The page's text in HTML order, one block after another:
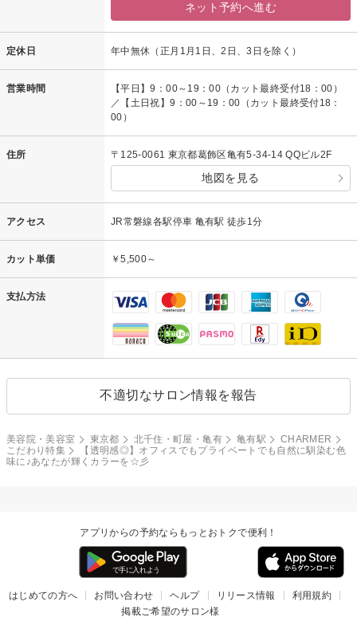
ネット予約へ進む
定休日 年中無休（正月1月1日、2日、3日を除く）
営業時間
【平日】9：00～19：00（カット最終受付18：00）
／【土日祝】9：00～19：00（カット最終受付18：
00）
住所 〒125-0061 東京都葛飾区亀有5-34-14 QQビル2F
地図を見る
アクセス JR常磐線各駅停車 亀有駅 徒歩1分
カット単価 ￥5,500～
支払方法
不適切なサロン情報を報告
美容院・美容室 東京都 北千住・町屋・亀有 亀有駅
CHARMER
こだわり特集
【透明感◎】オフィスでもプライベートでも自然に馴染む色
味に♪あなたが輝くカラーを☆彡
アプリからの予約ならもっとおトクで便利！
はじめての方へ お問い合わせ ヘルプ リリース情報
利用規約
掲載ご希望のサロン様